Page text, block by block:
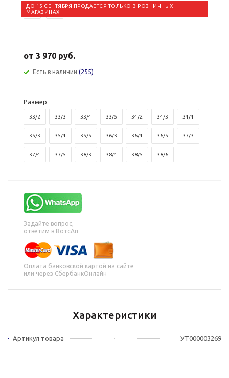
ДО 15 СЕНТЯБРЯ ПРОДАЁТСЯ ТОЛЬКО В РОЗНИЧНЫХ
МАГАЗИНАХ
от 3 970 руб.
Есть в наличии (255)
Размер
33/2 33/3 33/4 33/5 34/2 34/3 34/4
35/3 35/4 35/5 36/3 36/4 36/5 37/3
37/4 37/5 38/3 38/4 38/5 38/6
Задайте вопрос,
ответим в ВотсАп
Оплата банковской картой на сайте
или через СбербанкОнлайн
Характеристики
Артикул товара УТ000003269